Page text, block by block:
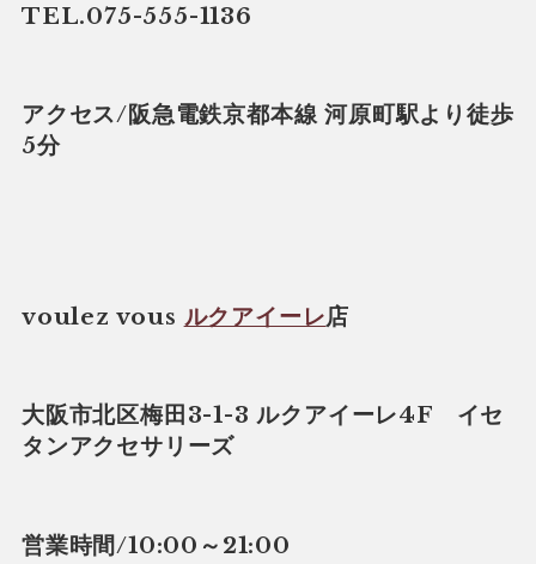
TEL.075-555-1136
アクセス/阪急電鉄京都本線 河原町駅より徒歩
5分
voulez vous ルクアイーレ店
大阪市北区梅田3-1-3 ルクアイーレ4F イセ
タンアクセサリーズ
営業時間/10:00～21:00